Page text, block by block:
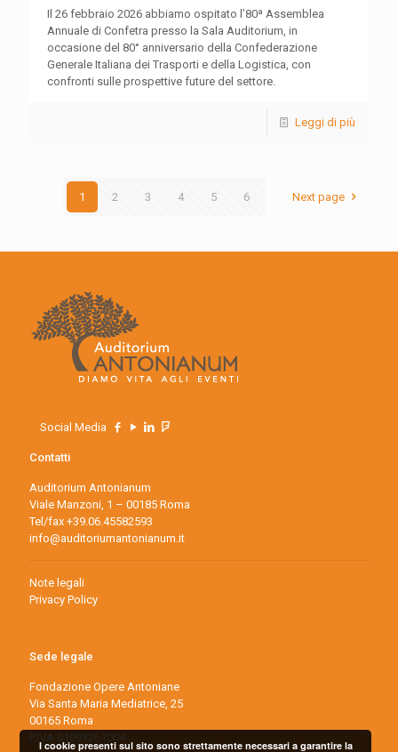
Il 26 febbraio 2026 abbiamo ospitato l’80ª Assemblea
Annuale di Confetra presso la Sala Auditorium, in
occasione del 80° anniversario della Confederazione
Generale Italiana dei Trasporti e della Logistica, con
confronti sulle prospettive future del settore.
Leggi di più
1 2 3 4 5 6 Next page
Social Media
Contatti
Auditorium Antonianum
Viale Manzoni, 1 – 00185 Roma
Tel/fax +39.06.45582593
info@auditoriumantonianum.it
Note legali
Privacy Policy
Sede legale
Fondazione Opere Antoniane
Via Santa Maria Mediatrice, 25
00165 Roma
P.IVA 01093261004
I cookie presenti sul sito sono strettamente necessari a garantire la